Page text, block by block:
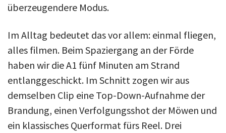
überzeugendere Modus.
Im Alltag bedeutet das vor allem: einmal fliegen,
alles filmen. Beim Spaziergang an der Förde
haben wir die A1 fünf Minuten am Strand
entlanggeschickt. Im Schnitt zogen wir aus
demselben Clip eine Top-Down-Aufnahme der
Brandung, einen Verfolgungsshot der Möwen und
ein klassisches Querformat fürs Reel. Drei